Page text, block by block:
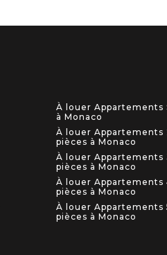
À louer Appartements
à Monaco
À louer Appartements
pièces à Monaco
À louer Appartements
pièces à Monaco
À louer Appartements
pièces à Monaco
À louer Appartements
pièces à Monaco